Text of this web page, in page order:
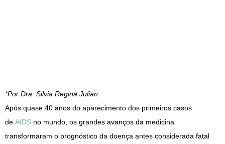
*Por Dra. Silvia Regina Julian
Após quase 40 anos do aparecimento dos primeiros casos
de AIDS no mundo, os grandes avanços da medicina
transformaram o prognóstico da doença antes considerada fatal